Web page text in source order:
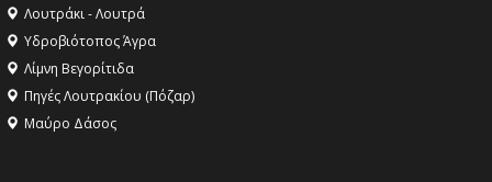
Λουτράκι - Λουτρά
Υδροβιότοπος Άγρα
Λίμνη Βεγορίτιδα
Πηγές Λουτρακίου (Πόζαρ)
Μαύρο Δάσος